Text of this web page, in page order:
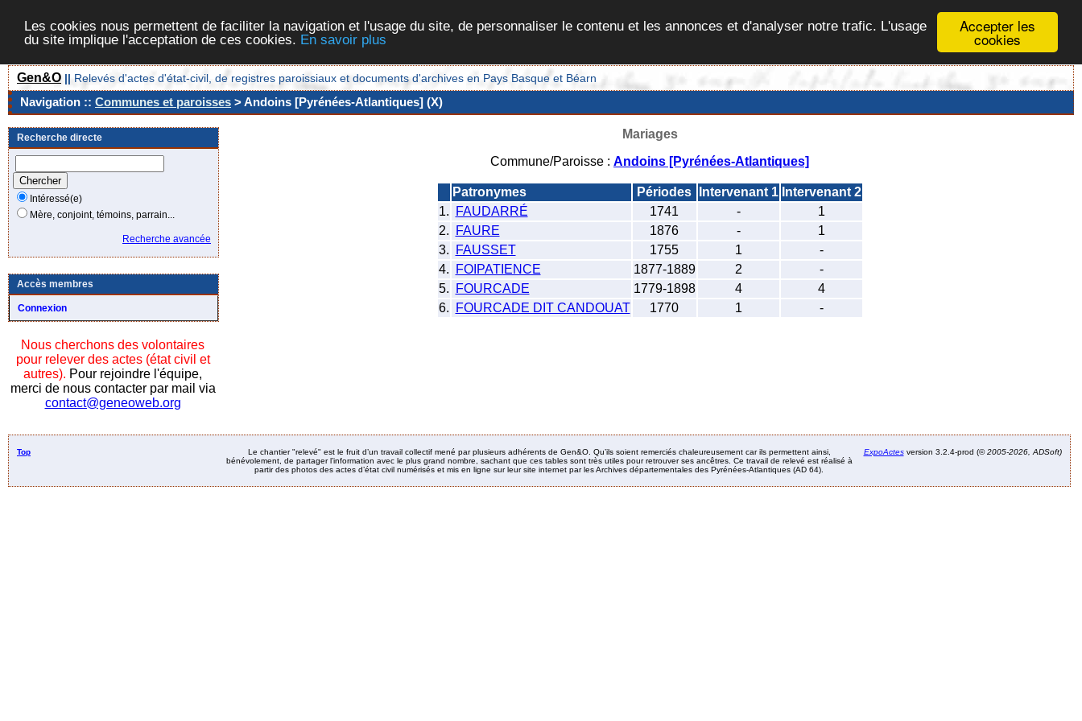
Accepter les
cookies
Les cookies nous permettent de faciliter la navigation et l'usage du site, de personnaliser le contenu et les annonces et d'analyser notre trafic. L'usage
du site implique l'acceptation de ces cookies. En savoir plus
Gen&O || Relevés d'actes d'état-civil, de registres paroissiaux et documents d'archives en Pays Basque et Béarn
Navigation :: Communes et paroisses > Andoins [Pyrénées-Atlantiques] (X)
Recherche directe
Intéressé(e)
Mère, conjoint, témoins, parrain...
Recherche avancée
Accès membres
Connexion
Nous cherchons des volontaires
pour relever des actes (état civil et
autres). Pour rejoindre l'équipe,
merci de nous contacter par mail via
contact@geneoweb.org
Mariages
Commune/Paroisse : Andoins [Pyrénées-Atlantiques]
Patronymes Périodes Intervenant 1 Intervenant 2
1.
FAUDARRÉ 1741 -
1
2.
FAURE 1876 -
1
3.
FAUSSET 1755 1
-
4.
FOIPATIENCE 1877-1889 2
-
5.
FOURCADE 1779-1898 4
4
6.
FOURCADE DIT CANDOUAT 1770 1 -
Top
Le chantier "relevé" est le fruit d’un travail collectif mené par plusieurs adhérents de Gen&O. Qu’ils soient remerciés chaleureusement car ils permettent ainsi,
bénévolement, de partager l’information avec le plus grand nombre, sachant que ces tables sont très utiles pour retrouver ses ancêtres. Ce travail de relevé est réalisé à
partir des photos des actes d’état civil numérisés et mis en ligne sur leur site internet par les Archives départementales des Pyrénées-Atlantiques (AD 64).
ExpoActesversion 3.2.4-prod (©2005-2026, ADSoft)